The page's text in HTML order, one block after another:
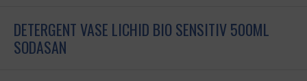
DETERGENT VASE LICHID BIO SENSITIV 500ML
SODASAN